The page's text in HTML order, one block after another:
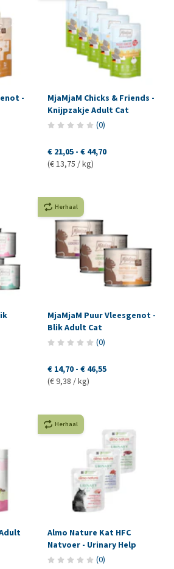
-
MjaMjaM Chicks & Friends -
Knijpzakje Adult Cat
(0)
€ 21,05 - € 44,70
(€ 13,75 / kg)
Herhaal
MjaMjaM Puur Vleesgenot -
Blik Adult Cat
(0)
€ 14,70 - € 46,55
(€ 9,38 / kg)
Herhaal
Almo Nature Kat HFC
Natvoer - Urinary Help
(0)